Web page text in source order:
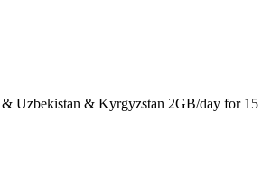
& Uzbekistan & Kyrgyzstan 2GB/day for 15